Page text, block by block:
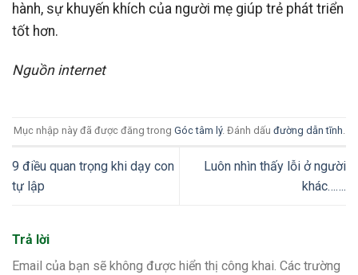
hành, sự khuyến khích của người mẹ giúp trẻ phát triển
tốt hơn.
Nguồn internet
Mục nhập này đã được đăng trong Góc tâm lý. Đánh dấu đường dẫn tĩnh.
9 điều quan trọng khi dạy con
tự lập
Luôn nhìn thấy lỗi ở người
khác…….
Trả lời
Email của bạn sẽ không được hiển thị công khai. Các trường